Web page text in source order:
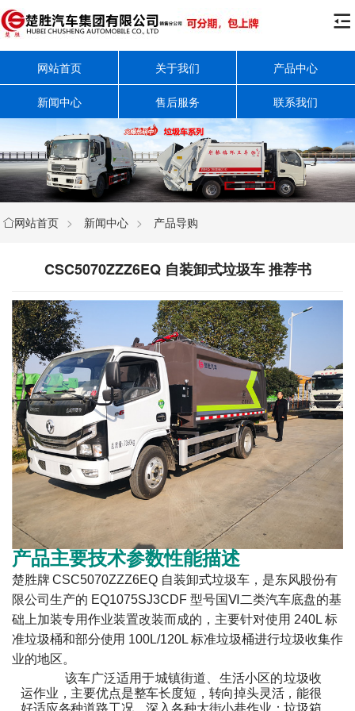

网站首页 关于我们 产品中心
新闻中心 售后服务 联系我们
网站首页 > 新闻中心 > 产品导购
CSC5070ZZZ6EQ 自装卸式垃圾车 推荐书
产品主要技术参数性能描述
楚胜牌CSC5070ZZZ6EQ 自装卸式垃圾车，是东风股份有
限公司生产的 EQ1075SJ3CDF 型号国Ⅵ二类汽车底盘的基
础上加装专用作业装置改装而成的，主要针对使用 240L 标
准垃圾桶和部分使用 100L/120L 标准垃圾桶进行垃圾收集作
业的地区。
该车广泛适用于城镇街道、生活小区的垃圾收
运作业，主要优点是整车长度短，转向掉头灵活，能很